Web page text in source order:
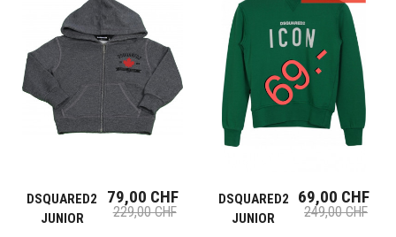
DSQUARED2
JUNIOR
79,00 CHF
229,00 CHF
DSQUARED2
JUNIOR
69,00 CHF
249,00 CHF